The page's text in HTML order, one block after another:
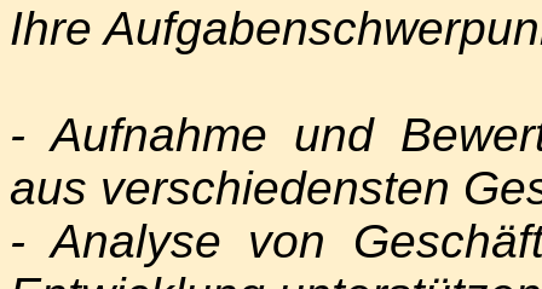
Ihre
- Aufnahme und
aus verschiedensten
- Analyse von